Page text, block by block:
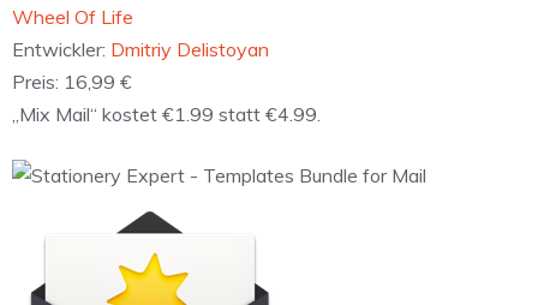
‎Wheel Of Life
Entwickler: Dmitriy Delistoyan
Preis: 16,99 €
„Mix Mail“ kostet €1.99 statt €4.99.